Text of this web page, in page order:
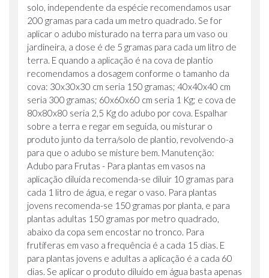
solo, independente da espécie recomendamos usar
200 gramas para cada um metro quadrado. Se for
aplicar o adubo misturado na terra para um vaso ou
jardineira, a dose é de 5 gramas para cada um litro de
terra. E quando a aplicação é na cova de plantio
recomendamos a dosagem conforme o tamanho da
cova: 30x30x30 cm seria 150 gramas; 40x40x40 cm
seria 300 gramas; 60x60x60 cm seria 1 Kg; e cova de
80x80x80 seria 2,5 Kg do adubo por cova. Espalhar
sobre a terra e regar em seguida, ou misturar o
produto junto da terra/solo de plantio, revolvendo-a
para que o adubo se misture bem. Manutenção:
Adubo para Frutas - Para plantas em vasos na
aplicação diluída recomenda-se diluir 10 gramas para
cada 1 litro de água, e regar o vaso. Para plantas
jovens recomenda-se 150 gramas por planta, e para
plantas adultas 150 gramas por metro quadrado,
abaixo da copa sem encostar no tronco. Para
frutíferas em vaso a frequência é a cada 15 dias. E
para plantas jovens e adultas a aplicação é a cada 60
dias. Se aplicar o produto diluído em água basta apenas